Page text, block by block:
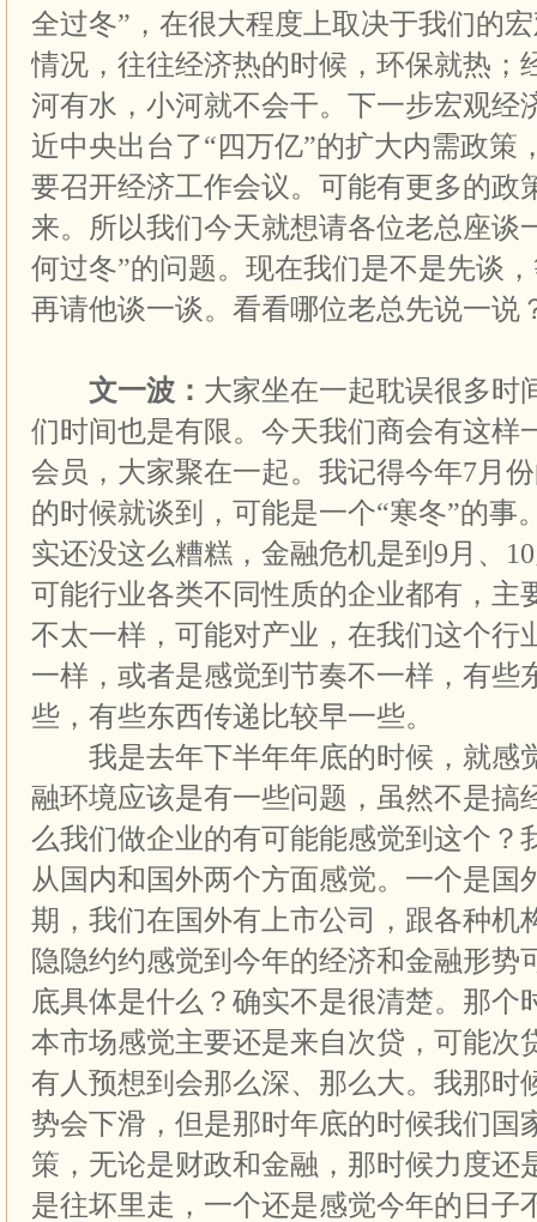
全过冬”，在很大程度上取决于我们的
情况，往往经济热的时候，环保就热；
河有水，小河就不会干。下一步宏观经
近中央出台了“四万亿”的扩大内需政策
要召开经济工作会议。可能有更多的政
来。所以我们今天就想请各位老总座谈
何过冬”的问题。现在我们是不是先谈
再请他谈一谈。看看哪位老总先说一说
文一波： 大家坐在一起耽误很多时
们时间也是有限。今天我们商会有这样
会员，大家聚在一起。我记得今年7月
的时候就谈到，可能是一个“寒冬”的事
实还没这么糟糕，金融危机是到9月、
可能行业各类不同性质的企业都有，主
不太一样，可能对产业，在我们这个行
一样，或者是感觉到节奏不一样，有些
些，有些东西传递比较早一些。
我是去年下半年年底的时候，就感
融环境应该是有一些问题，虽然不是搞
么我们做企业的有可能能感觉到这个？
从国内和国外两个方面感觉。一个是国
期，我们在国外有上市公司，跟各种机
隐隐约约感觉到今年的经济和金融形势
底具体是什么？确实不是很清楚。那个
本市场感觉主要还是来自次贷，可能次
有人预想到会那么深、那么大。我那时
势会下滑，但是那时年底的时候我们国
策，无论是财政和金融，那时候力度还
是往坏里走，一个还是感觉今年的日子